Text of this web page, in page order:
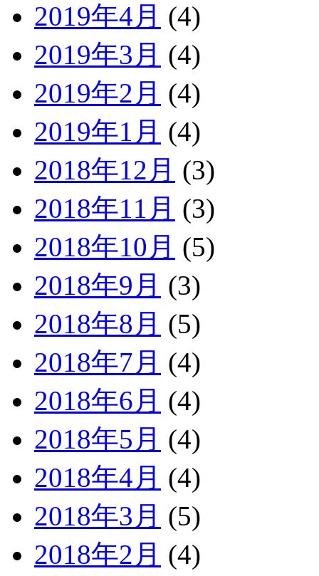
2019年4月 (4)
2019年3月 (4)
2019年2月 (4)
2019年1月 (4)
2018年12月 (3)
2018年11月 (3)
2018年10月 (5)
2018年9月 (3)
2018年8月 (5)
2018年7月 (4)
2018年6月 (4)
2018年5月 (4)
2018年4月 (4)
2018年3月 (5)
2018年2月 (4)